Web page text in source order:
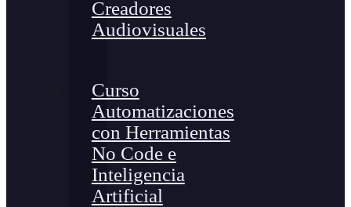
Creadores
Audiovisuales
Curso
Automatizaciones
con Herramientas
No Code e
Inteligencia
Artificial